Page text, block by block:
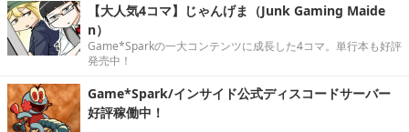
【大人気4コマ】じゃんげま（Junk Gaming Maide
n）
Game*Sparkの一大コンテンツに成長した4コマ。単行本も好評
発売中！
Game*Spark/インサイド公式ディスコードサーバー
好評稼働中！